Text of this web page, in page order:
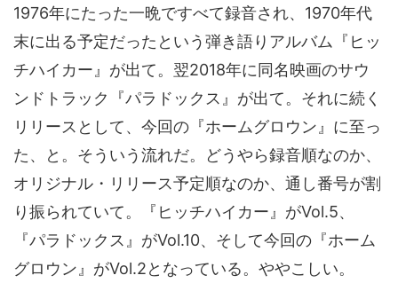
1976年にたった一晩ですべて録音され、1970年代
末に出る予定だったという弾き語りアルバム『ヒッ
チハイカー』が出て。翌2018年に同名映画のサウ
ンドトラック『パラドックス』が出て。それに続く
リリースとして、今回の『ホームグロウン』に至っ
た、と。そういう流れだ。どうやら録音順なのか、
オリジナル・リリース予定順なのか、通し番号が割
り振られていて。『ヒッチハイカー』がVol.5、
『パラドックス』がVol.10、そして今回の『ホーム
グロウン』がVol.2となっている。ややこしい。